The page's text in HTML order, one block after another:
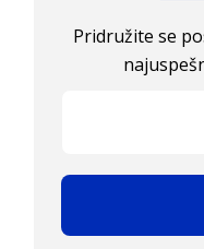
Pridružite se